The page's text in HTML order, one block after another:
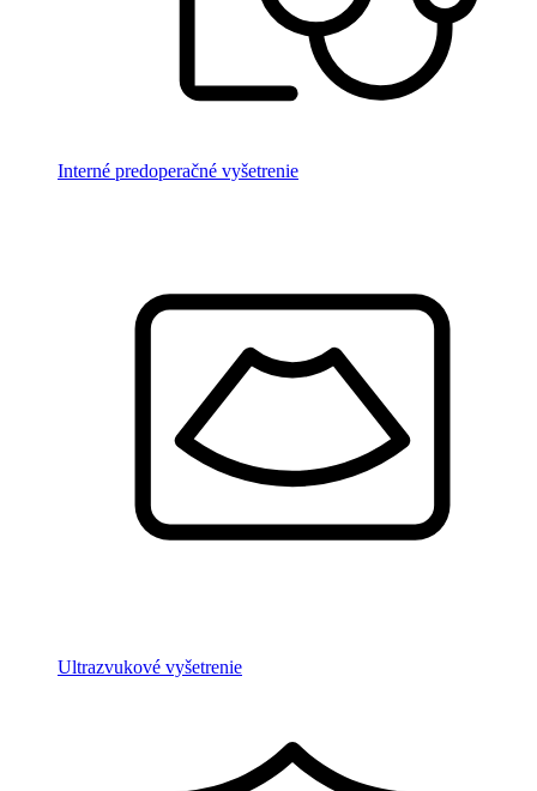
Interné predoperačné vyšetrenie
Ultrazvukové vyšetrenie